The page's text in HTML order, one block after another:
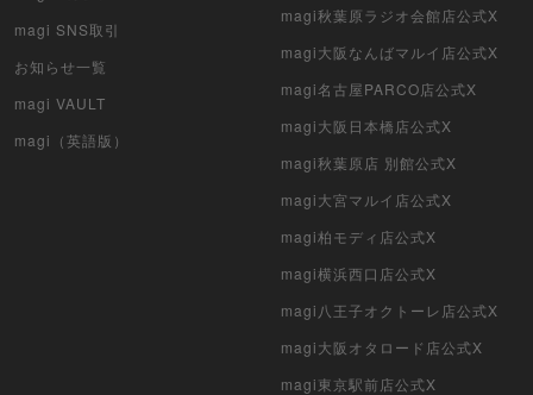
マイクリプトヒーローズ
遊戯王初期
デュエマクラシック
magi SNS取引
お知らせ一覧
magi VAULT
magi（英語版）
magi秋葉原ラジオ会館店公式X
magi大阪なんばマルイ店公式X
magi名古屋PARCO店公式X
magi大阪日本橋店公式X
magi秋葉原店 別館公式X
magi大宮マルイ店公式X
magi柏モディ店公式X
magi横浜西口店公式X
magi八王子オクトーレ店公式X
magi大阪オタロード店公式X
magi東京駅前店公式X